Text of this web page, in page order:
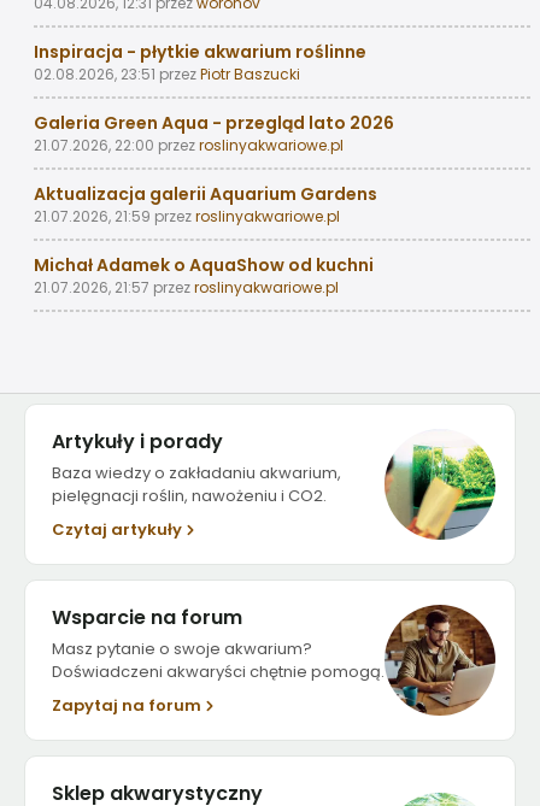
Inspiracja - płytkie akwarium roślinne
02.08.2026, 23:51 przezPiotr Baszucki
Galeria Green Aqua - przegląd lato 2026
21.07.2026, 22:00 przezroslinyakwariowe.pl
Aktualizacja galerii Aquarium Gardens
21.07.2026, 21:59 przezroslinyakwariowe.pl
Michał Adamek o AquaShow od kuchni
21.07.2026, 21:57 przezroslinyakwariowe.pl
Artykuły i porady
Baza wiedzy o zakładaniu akwarium,
pielęgnacji roślin, nawożeniu i CO2.
Czytaj artykuły
Wsparcie na forum
Masz pytanie o swoje akwarium?
Doświadczeni akwaryści chętnie pomogą.
Zapytaj na forum
Sklep akwarystyczny